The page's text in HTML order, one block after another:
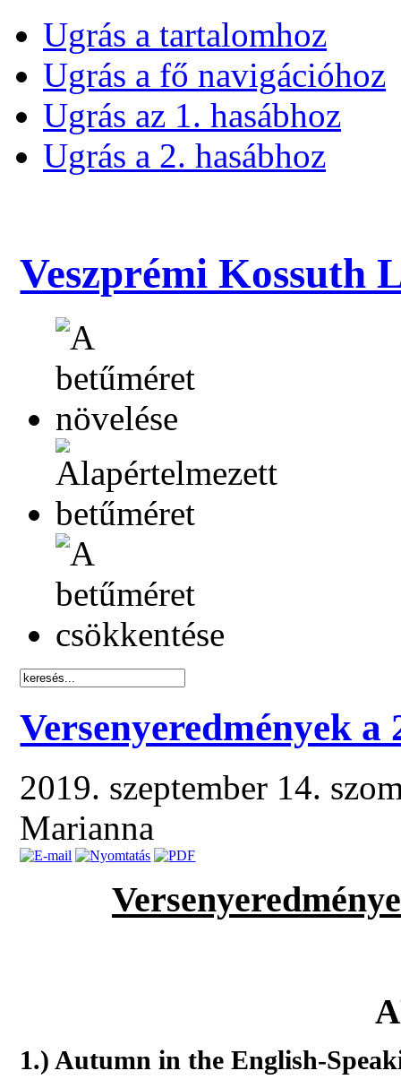
Ugrás a tartalomhoz
Ugrás a fő navigációhoz
Ugrás az 1. hasábhoz
Ugrás a 2. hasábhoz
Veszprémi Kossuth
Versenyeredmények a
2019. szeptember 14.
Marianna
1.) Autumn in the English-